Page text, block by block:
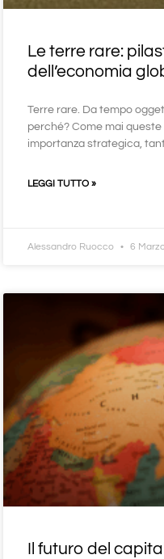
Le terre rare:
dell’economia
Terre rare. Da tempo
perché? Come mai
importanza strategica,
LEGGI TUTTO »
Alessandro Ruocco 6
Il futuro del